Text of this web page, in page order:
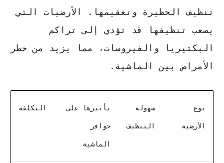
تنظيف الحظيرة وتعقيمها.
الأرضيات التي
يصعب تنظيفها قد تؤدي إلى تراكم
البكتيريا والفيروسات، مما يزيد من خطر
الأمراض بين الماشية.
نوع
الأرضية
سهولة
التنظيف
تأثيرها على
حوافر
الماشية
التكلفة